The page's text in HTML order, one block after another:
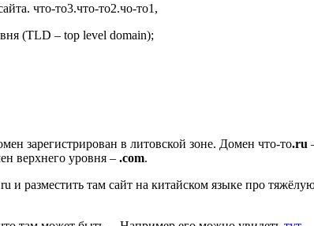
что-то3.что-то2.чо-то1,
(TLD – top level domain);
зарегистрирован в литовской зоне. Домен что-то.ru
верхнего уровня – .com.
и разместить там сайт на китайском языке про